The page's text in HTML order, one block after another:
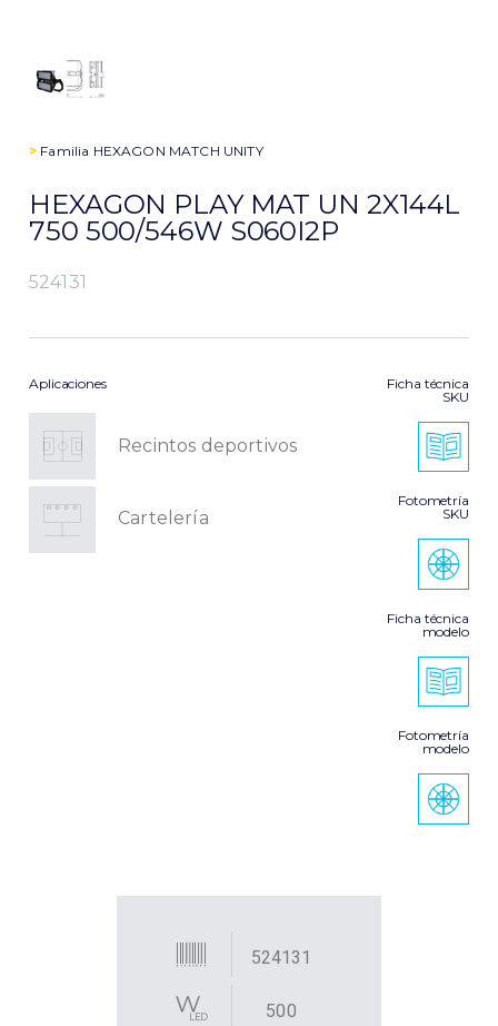
> Familia HEXAGON MATCH UNITY
HEXAGON PLAY MAT UN 2X144L
750 500/546W S060I2P
524131
Aplicaciones
Recintos deportivos
Cartelería
Ficha técnica
SKU
Fotometría
SKU
Ficha técnica
modelo
Fotometría
modelo
524131
500